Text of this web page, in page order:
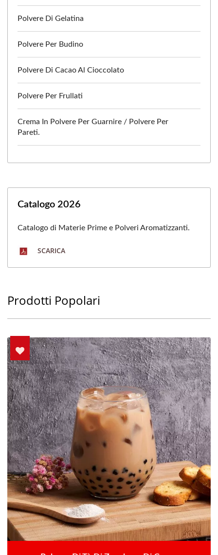
Polvere Di Gelatina
Polvere Per Budino
Polvere Di Cacao Al Cioccolato
Polvere Per Frullati
Crema In Polvere Per Guarnire / Polvere Per
Pareti.
Catalogo 2026
Catalogo di Materie Prime e Polveri Aromatizzanti.
SCARICA
Prodotti Popolari